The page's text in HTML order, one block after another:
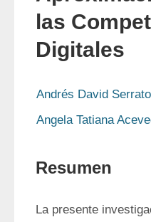
las
Digitales
Andrés David
Angela Tatiana
Resumen
La presente